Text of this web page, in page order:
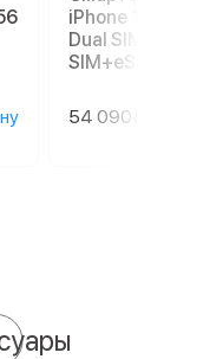
iPhone 17e 256
Dual SIM (nano
SIM+eSIM), Black
54 090₽